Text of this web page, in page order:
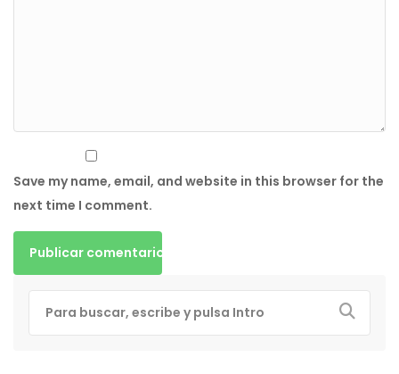
Save my name, email, and website in this browser for the
next time I comment.